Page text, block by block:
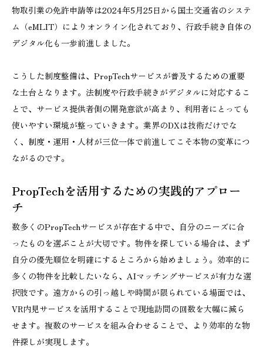
物取引業の免許申請等は2024年5月25日から国土交通省のシステ
ム（eMLIT）によりオンライン化されており、行政手続き自体の
デジタル化も一歩前進しました。
こうした制度整備は、PropTechサービスが普及するための重要
な土台となります。法制度や行政手続きがデジタルに対応するこ
とで、サービス提供者側の開発意欲が高まり、利用者にとっても
使いやすい環境が整っていきます。業界のDXは技術だけでな
く、制度・運用・人材が三位一体で前進してこそ本物の変革につ
ながるのです。
PropTechを活用するための実践的アプロー
チ
数多くのPropTechサービスが存在する中で、自分のニーズに合
ったものを選ぶことが大切です。物件を探している場合は、まず
自分の優先順位を明確にするところから始めましょう。効率的に
多くの物件を比較したいなら、AIマッチングサービスが有力な選
択肢です。遠方からの引っ越しや時間が限られている場面では、
VR内見サービスを活用することで現地訪問の回数を大幅に減ら
せます。複数のサービスを組み合わせることで、より効率的な物
件探しが実現します。